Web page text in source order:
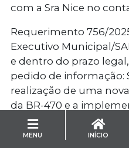
MENU INÍCIO
com a Sra Nice no
Requerimento 756/
Executivo Municipal/
e dentro do prazo
pedido de informação:
realização de uma
da BR-470 e a
estruturado de
de Blumenau com os